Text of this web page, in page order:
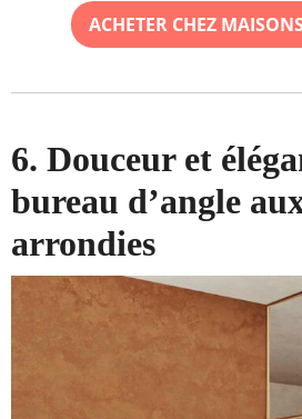
ACHETER CHEZ
6. Douceur et
bureau d’angle
arrondies